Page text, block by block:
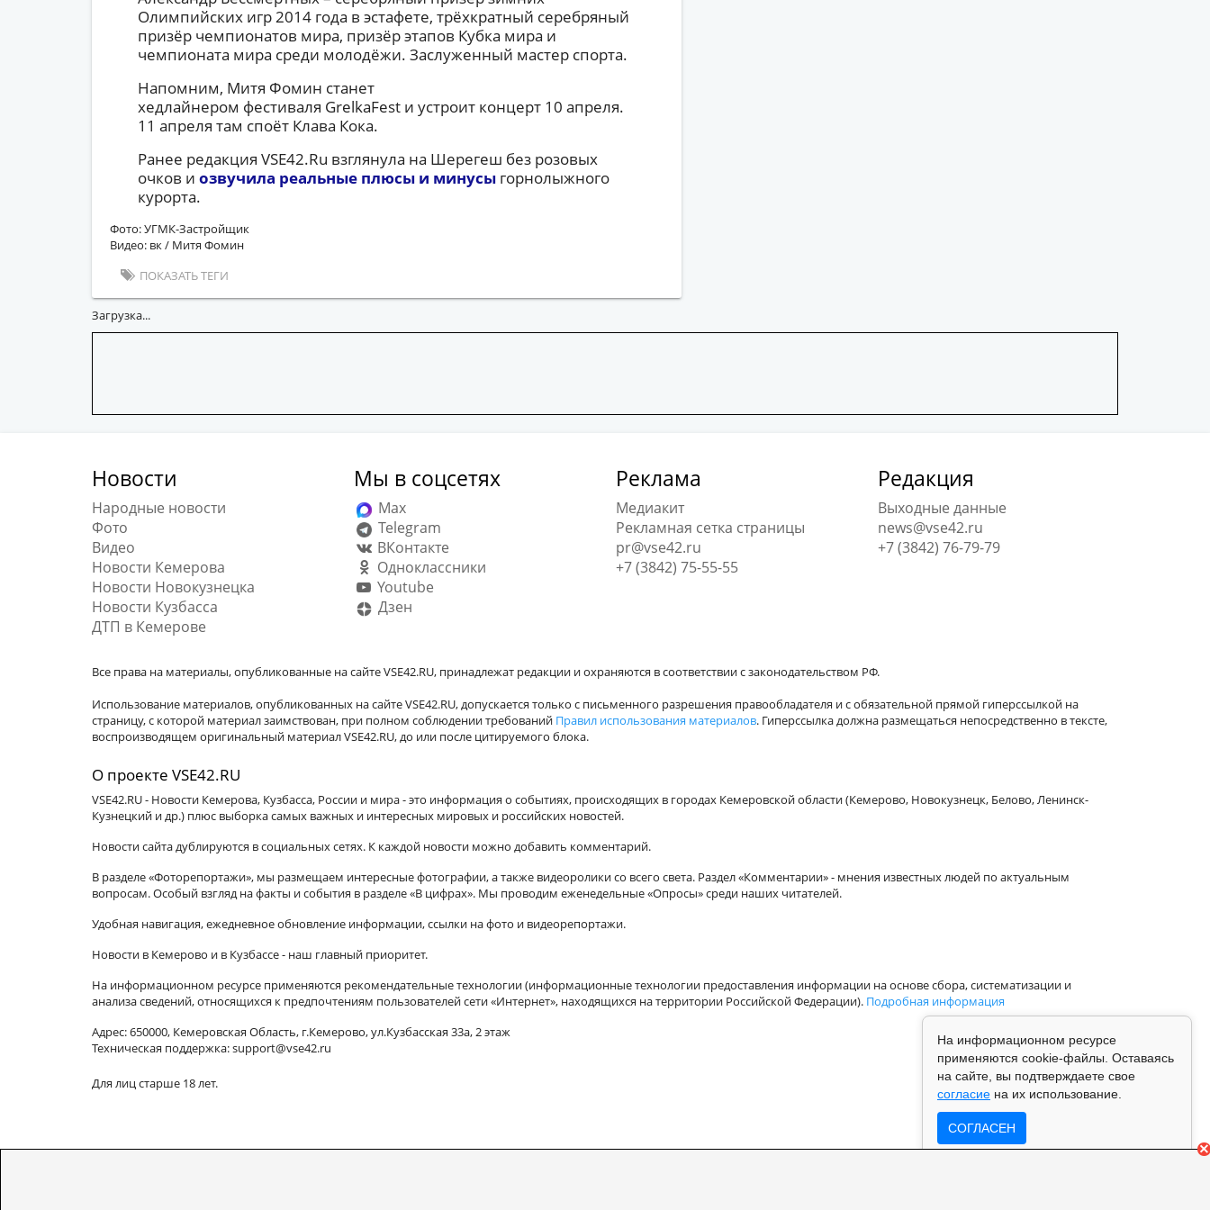
Олимпийских игр 2014 года в эстафете, трёхкратный серебряный
призёр чемпионатов мира, призёр этапов Кубка мира и
чемпионата мира среди молодёжи. Заслуженный мастер спорта.
Напомним, Митя Фомин станет
хедлайнером фестиваля GrelkaFest и устроит концерт 10 апреля.
11 апреля там споёт Клава Кока.
Ранее редакция VSE42.Ru взглянула на Шерегеш без розовых
очков и озвучила реальные плюсы и минусыгорнолыжного
курорта.
Фото: УГМК-Застройщик
Видео: вк / Митя Фомин
ПОКАЗАТЬ ТЕГИ
Загрузка...
Новости
Народные новости
Фото
Видео
Новости Кемерова
Новости Новокузнецка
Новости Кузбасса
ДТП в Кемерове
Мы в соцсетях
Max
Telegram
ВКонтакте
Одноклассники
Youtube
Дзен
Реклама
Медиакит
Рекламная сетка страницы
pr@vse42.ru
+7 (3842) 75-55-55
Редакция
Выходные данные
news@vse42.ru
+7 (3842) 76-79-79
Все права на материалы, опубликованные на сайте VSE42.RU, принадлежат редакции и охраняются в соответствии с законодательством РФ.
Использование материалов, опубликованных на сайте VSE42.RU, допускается только с письменного разрешения правообладателя и с обязательной прямой гиперссылкой на
страницу, с которой материал заимствован, при полном соблюдении требований Правил использования материалов. Гиперссылка должна размещаться непосредственно в тексте,
воспроизводящем оригинальный материал VSE42.RU, до или после цитируемого блока.
О проекте VSE42.RU
VSE42.RU - Новости Кемерова, Кузбасса, России и мира - это информация о событиях, происходящих в городах Кемеровской области (Кемерово, Новокузнецк, Белово, Ленинск-
Кузнецкий и др.) плюс выборка самых важных и интересных мировых и российских новостей.
Новости сайта дублируются в социальных сетях. К каждой новости можно добавить комментарий.
В разделе «Фоторепортажи», мы размещаем интересные фотографии, а также видеоролики со всего света. Раздел «Комментарии» - мнения известных людей по актуальным
вопросам. Особый взгляд на факты и события в разделе «В цифрах». Мы проводим еженедельные «Опросы» среди наших читателей.
Удобная навигация, ежедневное обновление информации, ссылки на фото и видеорепортажи.
Новости в Кемерово и в Кузбассе - наш главный приоритет.
На информационном ресурсе применяются рекомендательные технологии (информационные технологии предоставления информации на основе сбора, систематизации и
анализа сведений, относящихся к предпочтениям пользователей сети «Интернет», находящихся на территории Российской Федерации). Подробная информация
Адрес: 650000, Кемеровская Область, г.Кемерово, ул.Кузбасская 33а, 2 этаж
Техническая поддержка: support@vse42.ru
Для лиц старше 18 лет.
На информационном ресурсе
применяются cookie-файлы. Оставаясь
на сайте, вы подтверждаете свое
согласие на их использование.
СОГЛАСЕН